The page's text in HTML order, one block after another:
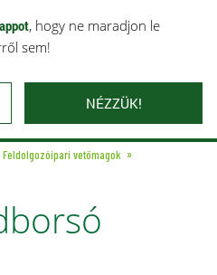
, hogy ne maradjon le
sem!
NÉZZÜK!
Kapcsolat
Feldolgozóipari vetőmagok